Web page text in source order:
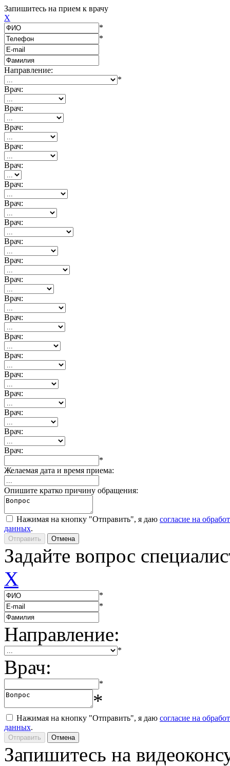
Запишитесь на прием к врачу
X
*
*
Направление:
*
Врач:
Врач:
Врач:
Врач:
Врач:
Врач:
Врач:
Врач:
Врач:
Врач:
Врач:
Врач:
Врач:
Врач:
Врач:
Врач:
Врач:
Врач:
Врач:
Врач:
*
Желаемая дата и время приема:
Опишите кратко причину обращения:
Нажимая на кнопку "Отправить", я даю согласие на
данных.
Задайте вопрос
X
*
*
Направление:
*
Врач:
*
*
Нажимая на кнопку "Отправить", я даю согласие на
данных.
Запишитесь на